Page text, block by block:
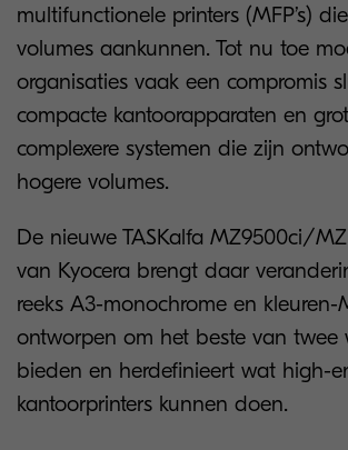
multifunctionele printers (MFP’s)
volumes aankunnen. Tot nu toe
organisaties vaak een compromis
compacte kantoorapparaten en
complexere systemen die zijn
hogere volumes.
De nieuwe TASKalfa MZ9500ci/
van Kyocera brengt daar
reeks A3-monochrome en kleuren-
ontworpen om het beste van twee
bieden en herdefinieert wat high-
kantoorprinters kunnen doen.